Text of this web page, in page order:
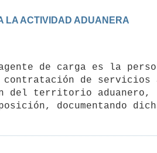
LA ACTIVIDAD ADUANERA
contratación de
del territorio
documentando